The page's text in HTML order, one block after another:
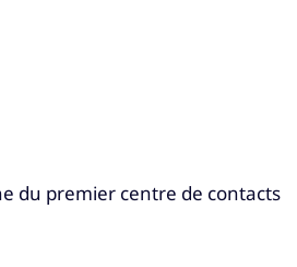
du premier centre de contacts